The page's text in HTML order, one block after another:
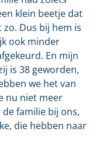
klein beetje dat
Dus bij hem is
ook minder
En mijn
is 38 geworden,
we het van
nu niet meer
familie bij ons,
die hebben naar